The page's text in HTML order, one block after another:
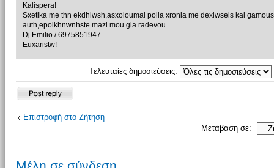
Kalispera!
Sxetika me thn ekdhlwsh,asxoloumai polla xronia me dexiwseis kai
auth,epoikhnwnhste mazi mou gia radevou.
Dj Emilio / 6975851947
Euxaristw!
Τελευταίες δημοσιεύσεις:
Δημιουργία
απάντησης
Επιστροφή στο Ζήτηση
Μετάβαση σε:
Μέλη σε σύνδεση